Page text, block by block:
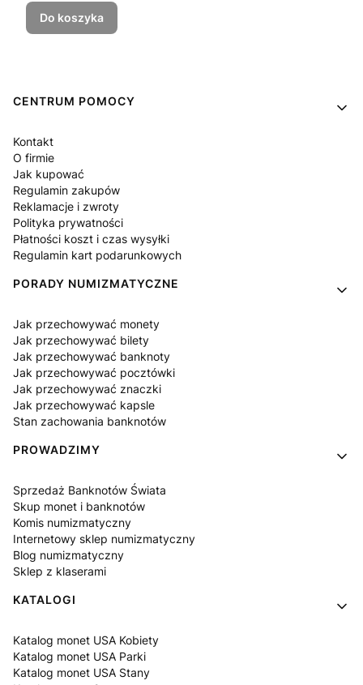
Do koszyka
Linki w stopce
CENTRUM POMOCY
Kontakt
O firmie
Jak kupować
Regulamin zakupów
Reklamacje i zwroty
Polityka prywatności
Płatności koszt i czas wysyłki
Regulamin kart podarunkowych
PORADY NUMIZMATYCZNE
Jak przechowywać monety
Jak przechowywać bilety
Jak przechowywać banknoty
Jak przechowywać pocztówki
Jak przechowywać znaczki
Jak przechowywać kapsle
Stan zachowania banknotów
PROWADZIMY
Sprzedaż Banknotów Świata
Skup monet i banknotów
Komis numizmatyczny
Internetowy sklep numizmatyczny
Blog numizmatyczny
Sklep z klaserami
KATALOGI
Katalog monet USA Kobiety
Katalog monet USA Parki
Katalog monet USA Stany